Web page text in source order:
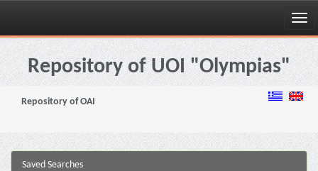
Skip
navigationRepository of UOI "Olympias"
Repository of OAI
Saved Searches